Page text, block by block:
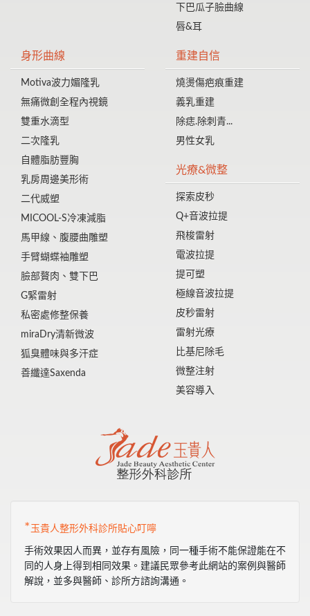
下巴瓜子臉曲線
唇&耳
身形曲線
Motiva波力媚隆乳
無痛微創全程內視鏡
雙重水滴型
二次隆乳
自體脂肪豐胸
乳房周邊美形術
二代威塑
MICOOL-S冷凍減脂
馬甲線、腹腰曲雕塑
手臂蝴蝶袖雕塑
臉部贅肉、雙下巴
G緊雷射
私密處修整保養
miraDry清新微波
狐臭體味與多汗症
善纖達Saxenda
重建自信
燒燙傷疤痕重建
義乳重建
除痣.除刺青...
男性女乳
光療&微整
探索皮秒
Q+音波拉提
飛梭雷射
電波拉提
提可塑
極線音波拉提
皮秒雷射
雷射光療
比基尼除毛
微整注射
美容導入
* 玉貴人整形外科診所貼心叮嚀
手術效果因人而異，並存有風險，同一種手術不能保證能在不
同的人身上得到相同效果。建議民眾參考此網站的案例與醫師
解說，並多與醫師、診所方諮詢溝通。